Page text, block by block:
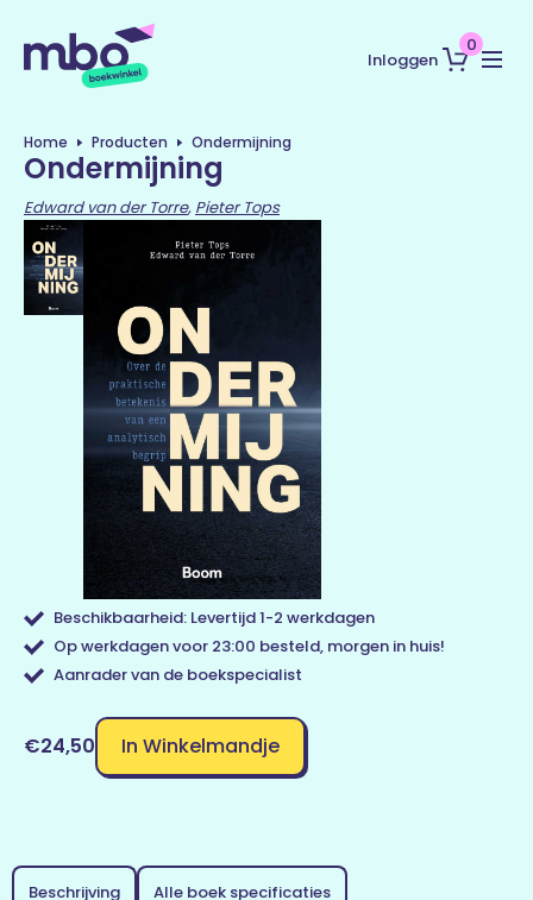
Inloggen
0
Home Producten Ondermijning
Ondermijning
Edward van der Torre, Pieter Tops
Beschikbaarheid: Levertijd 1-2 werkdagen
Op werkdagen voor 23:00 besteld, morgen in huis!
Aanrader van de boekspecialist
€24,50 In Winkelmandje
Beschrijving
Alle boek specificaties